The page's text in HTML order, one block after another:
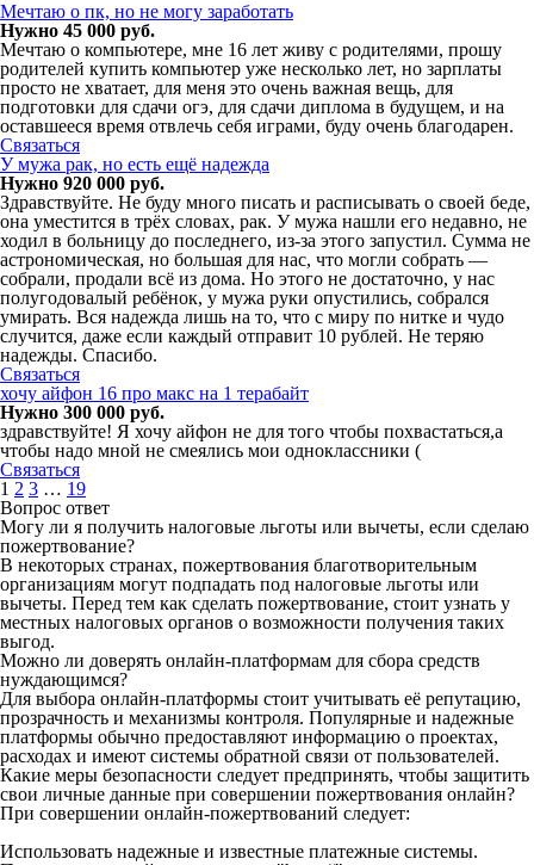
Мечтаю о пк, но не могу заработать
Нужно 45 000 руб.
Мечтаю о компьютере, мне 16 лет живу с родителями, прошу
родителей купить компьютер уже несколько лет, но зарплаты
просто не хватает, для меня это очень важная вещь, для
подготовки для сдачи огэ, для сдачи диплома в будущем, и на
оставшееся время отвлечь себя играми, буду очень благодарен.
Связаться
У мужа рак, но есть ещё надежда
Нужно 920 000 руб.
Здравствуйте. Не буду много писать и расписывать о своей беде,
она уместится в трёх словах, рак. У мужа нашли его недавно, не
ходил в больницу до последнего, из-за этого запустил. Сумма не
астрономическая, но большая для нас, что могли собрать —
собрали, продали всё из дома. Но этого не достаточно, у нас
полугодовалый ребёнок, у мужа руки опустились, собрался
умирать. Вся надежда лишь на то, что с миру по нитке и чудо
случится, даже если каждый отправит 10 рублей. Не теряю
надежды. Спасибо.
Связаться
хочу айфон 16 про макс на 1 терабайт
Нужно 300 000 руб.
здравствуйте! Я хочу айфон не для того чтобы похвастаться,а
чтобы надо мной не смеялись мои одноклассники (
Связаться
1 2 3 … 19
Вопрос ответ
Могу ли я получить налоговые льготы или вычеты, если сделаю
пожертвование?
В некоторых странах, пожертвования благотворительным
организациям могут подпадать под налоговые льготы или
вычеты. Перед тем как сделать пожертвование, стоит узнать у
местных налоговых органов о возможности получения таких
выгод.
Можно ли доверять онлайн-платформам для сбора средств
нуждающимся?
Для выбора онлайн-платформы стоит учитывать её репутацию,
прозрачность и механизмы контроля. Популярные и надежные
платформы обычно предоставляют информацию о проектах,
расходах и имеют системы обратной связи от пользователей.
Какие меры безопасности следует предпринять, чтобы защитить
свои личные данные при совершении пожертвования онлайн?
При совершении онлайн-пожертвований следует:
Использовать надежные и известные платежные системы.